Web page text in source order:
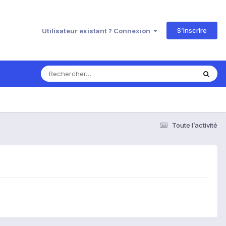
Utilisateur existant ? Connexion S’inscrire
Toute l’activité